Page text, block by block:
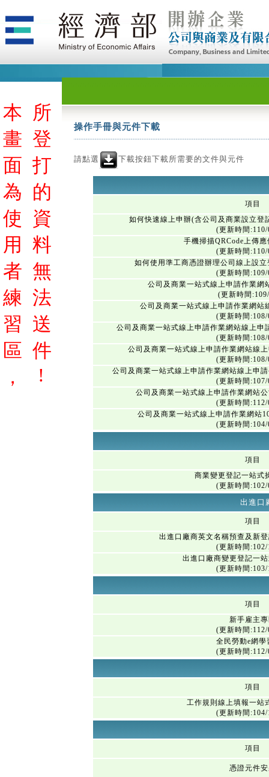
本
畫
面
為
使
用
者
練
習
區
，
所
登
打
的
資
料
無
法
送
件
!
操作手冊與元件下載
請點選 下載按鈕下載所需要的文件與元件
項目
如何快速線上申辦(含公司及商業設立登
(更新時間
手機掃描QRCode上傳
(更新時間
如何使用準工商憑證辦理公司線上設
(更新時間
公司及商業一站式線上申請作業網
(更新時間
公司及商業一站式線上申請作業網站
(更新時間
公司及商業一站式線上申請作業網站線上申
(更新時間
公司及商業一站式線上申請作業網站線
(更新時間
公司及商業一站式線上申請作業網站線上申
(更新時間
公司及商業一站式線上申請作業網站
(更新時間
公司及商業一站式線上申請作業網站
(更新時間
項目
商業變更登記一站式
(更新時間
出進口
項目
出進口廠商英文名稱預查及新
(更新時間
出進口廠商變更登記一
(更新時間
項目
新手雇主
(更新時間
全民勞動e網學
(更新時間
項目
工作規則線上填報一站
(更新時間
項目
憑證元件